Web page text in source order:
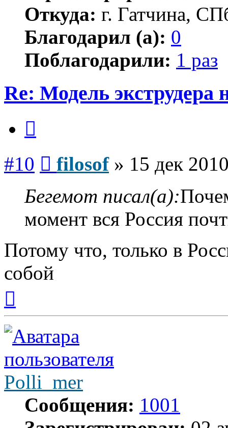
Откуда: г. Гатчина,
Благодарил (а): 0
Поблагодарили: 1 раз
Re: Модель экструдера
#10 filosof» 15 дек
Бегемот писал(а):
момент вся Россия
Потому что, только в
собой
началу
Polli_mer
Сообщения: 1001